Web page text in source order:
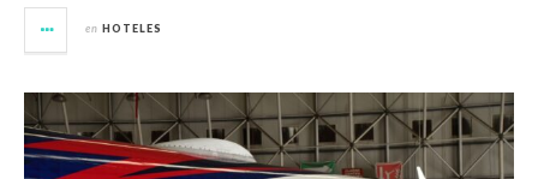
en HOTELES